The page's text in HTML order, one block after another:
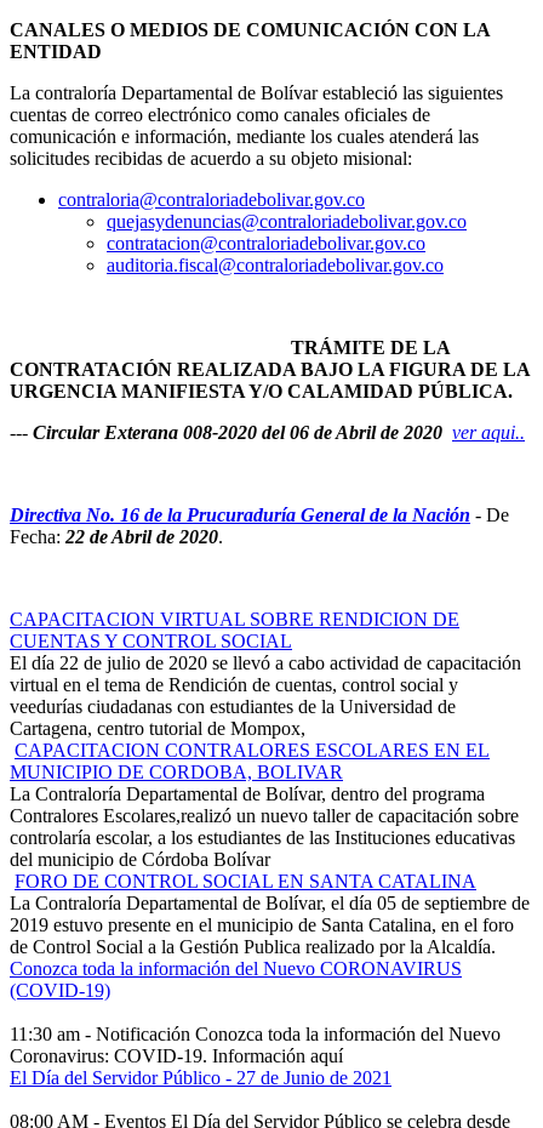
CANALES O MEDIOS DE COMUNICACIÓN CON LA
ENTIDAD
La contraloría Departamental de Bolívar estableció las siguientes
cuentas de correo electrónico como canales oficiales de
comunicación e información, mediante los cuales atenderá las
solicitudes recibidas de acuerdo a su objeto misional:
contraloria@contraloriadebolivar.gov.co
quejasydenuncias@contraloriadebolivar.gov.co
contratacion@contraloriadebolivar.gov.co
auditoria.fiscal@contraloriadebolivar.gov.co
TRÁMITE DE LA
CONTRATACIÓN REALIZADA BAJO LA FIGURA DE LA
URGENCIA MANIFIESTA Y/O CALAMIDAD PÚBLICA.
--- Circular Exterana 008-2020 del 06 de Abril de 2020 ver aqui..
Directiva No. 16 de la Prucuraduría General de la Nación - De
Fecha: 22 de Abril de 2020.
CAPACITACION VIRTUAL SOBRE RENDICION DE
CUENTAS Y CONTROL SOCIAL
El día 22 de julio de 2020 se llevó a cabo actividad de capacitación
virtual en el tema de Rendición de cuentas, control social y
veedurías ciudadanas con estudiantes de la Universidad de
Cartagena, centro tutorial de Mompox,
CAPACITACION CONTRALORES ESCOLARES EN EL
MUNICIPIO DE CORDOBA, BOLIVAR
La Contraloría Departamental de Bolívar, dentro del programa
Contralores Escolares,realizó un nuevo taller de capacitación sobre
controlaría escolar, a los estudiantes de las Instituciones educativas
del municipio de Córdoba Bolívar
FORO DE CONTROL SOCIAL EN SANTA CATALINA
La Contraloría Departamental de Bolívar, el día 05 de septiembre de
2019 estuvo presente en el municipio de Santa Catalina, en el foro
de Control Social a la Gestión Publica realizado por la Alcaldía.
Conozca toda la información del Nuevo CORONAVIRUS
(COVID-19)
11:30 am - Notificación Conozca toda la información del Nuevo
Coronavirus: COVID-19. Información aquí
El Día del Servidor Público - 27 de Junio de 2021
08:00 AM - Eventos El Día del Servidor Público se celebra desde